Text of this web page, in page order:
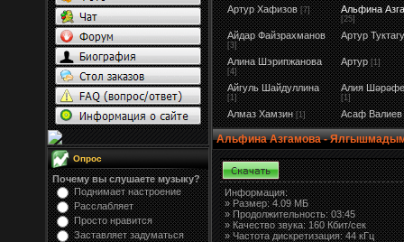
Опрос
Почему вы слушаете музыку?
Поднимает настроение
Расслабляет
Просто нравится
Заставляет задуматься
Артур Хафизов [7] Альфина
[25]
Айдар Файзрахманов
[3]
Артур
Алина Шэрипжанова
[4]
Артур [1]
Айгуль Шайдуллина
[1]
Алия
[1]
Алмаз Хамзин [1] Асаф Валиев
Альфина Азгамова -
Информация:
»Размер:4.09 МБ
» Продолжительность: 03:45
» Качество звука: 160 Кбит/сек
» Частота дискретизация: 44 кГц